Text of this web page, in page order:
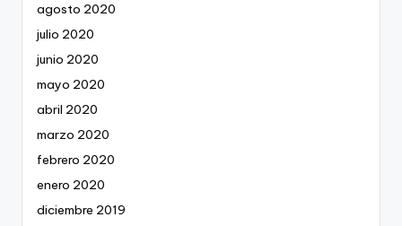
agosto 2020
julio 2020
junio 2020
mayo 2020
abril 2020
marzo 2020
febrero 2020
enero 2020
diciembre 2019